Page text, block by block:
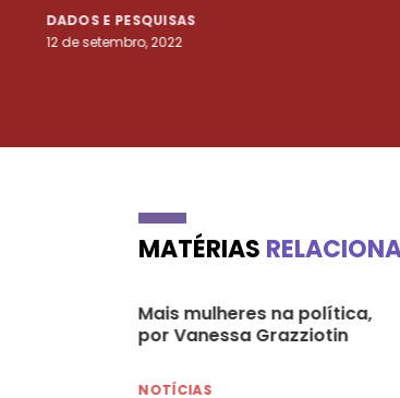
DADOS E PESQUISAS
12 de setembro, 2022
MATÉRIAS
Mais mulheres na política,
por Vanessa Grazziotin
NOTÍCIAS